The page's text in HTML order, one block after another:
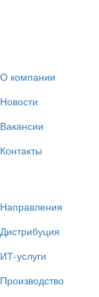
О компании
Новости
Вакансии
Контакты
Направления
Дистрибуция
ИТ-услуги
Производство